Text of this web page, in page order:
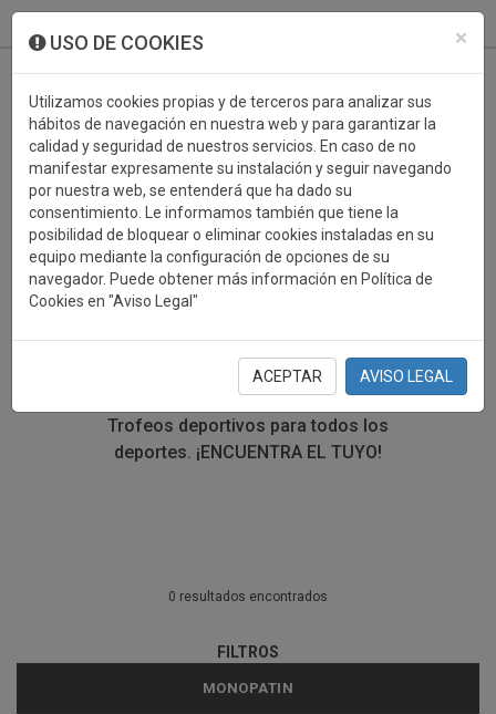
×
USO DE COOKIES
Utilizamos cookies propias y de terceros para analizar sus
hábitos de navegación en nuestra web y para garantizar la
calidad y seguridad de nuestros servicios. En caso de no
manifestar expresamente su instalación y seguir navegando
por nuestra web, se entenderá que ha dado su
consentimiento. Le informamos también que tiene la
posibilidad de bloquear o eliminar cookies instaladas en su
equipo mediante la configuración de opciones de su
navegador. Puede obtener más información en Política de
Cookies en "Aviso Legal"
ACEPTAR AVISO LEGAL
TROFEOS DEPORTIVOS
MONOPATIN
En esta sección encontrarás una gran variedad de
trofeos deportivos. Define tu búsqueda mediante los
filtros por deporte, material y precio del trofeo.
Trofeos deportivos para todos los
deportes. ¡ENCUENTRA EL TUYO!
0 resultados encontrados
FILTROS
MONOPATIN